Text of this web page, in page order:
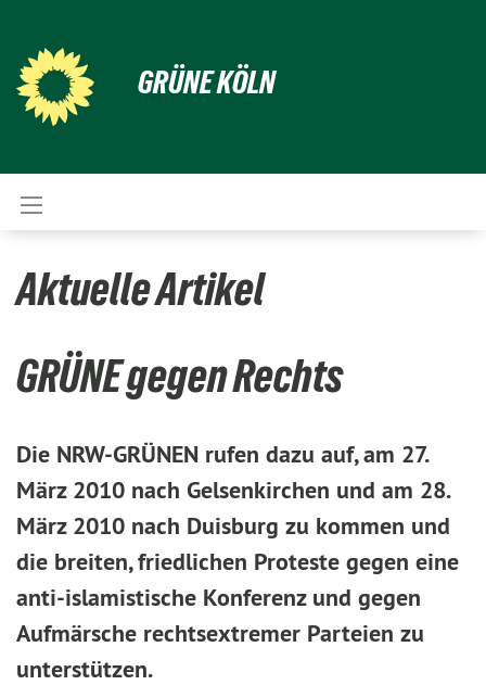
GRÜNE KÖLN
Aktuelle Artikel
GRÜNE gegen Rechts
Die NRW-GRÜNEN rufen dazu auf, am 27.
März 2010 nach Gelsenkirchen und am 28.
März 2010 nach Duisburg zu kommen und
die breiten, friedlichen Proteste gegen eine
anti-islamistische Konferenz und gegen
Aufmärsche rechtsextremer Parteien zu
unterstützen.